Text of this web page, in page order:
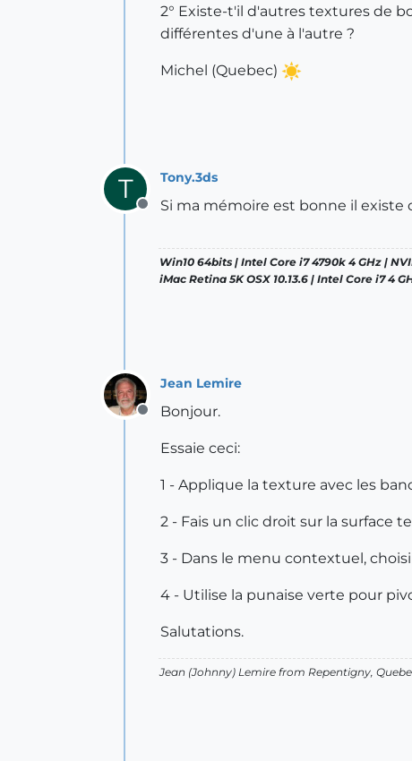
2° Existe-t'il d'autres textures de
différentes d'une à l'autre ?
Michel (Quebec)
T
Offline
Tony.3ds
Si ma mémoire est bonne il
Win10 64bits | Intel Core i7 4790k 4 GHz |
iMac Retina 5K OSX 10.13.6 | Intel Core i7 4
Offline
Jean Lemire
Bonjour.
Essaie ceci:
1 - Applique la texture avec les
2 - Fais un clic droit sur la surface
3 - Dans le menu contextuel,
4 - Utilise la punaise verte pour
Salutations.
Jean (Johnny) Lemire from Repentigny,